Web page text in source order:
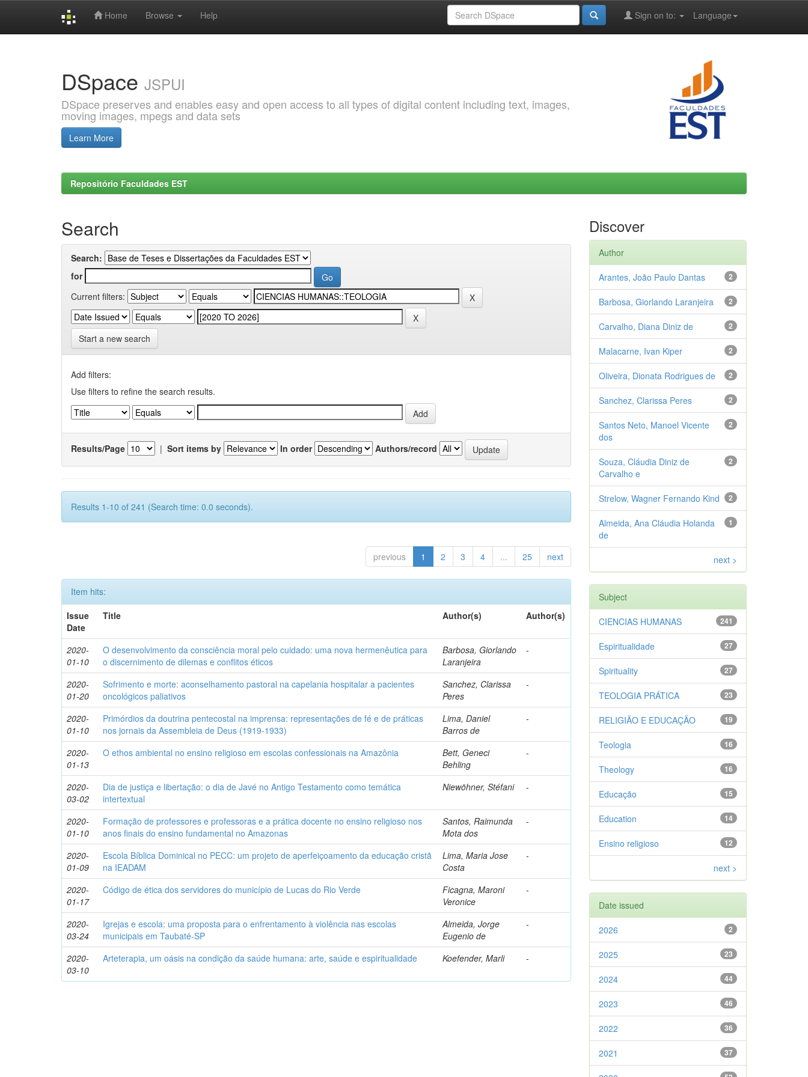
Home Browse Help Language
Sign on to:
DSpace JSPUI
DSpace preserves and enables easy and open access to all types of digital content including text, images,
moving images, mpegs and data sets
Learn More
Repositório Faculdades EST
Search
Search:
for
Current filters:
Start a new search
Add filters:
Use filters to refine the search results.
Results/Page | Sort items by In order Authors/record
Results 1-10 of 241 (Search time: 0.0 seconds).
previous 1 2 3 4 ... 25 next
Item hits:
Issue
Date
Title Author(s) Author(s)
2020-
01-10
O desenvolvimento da consciência moral pelo cuidado: uma nova hermenêutica para
o discernimento de dilemas e conflitos éticos
Barbosa, Giorlando
Laranjeira
-
2020-
01-20
Sofrimento e morte: aconselhamento pastoral na capelania hospitalar a pacientes
oncológicos paliativos
Sanchez, Clarissa
Peres
-
2020-
01-10
Primórdios da doutrina pentecostal na imprensa: representações de fé e de práticas
nos jornais da Assembleia de Deus (1919-1933)
Lima, Daniel
Barros de
-
2020-
01-13
O ethos ambiental no ensino religioso em escolas confessionais na Amazônia
Bett, Geneci
Behling
-
2020-
03-02
Dia de justiça e libertação: o dia de Javé no Antigo Testamento como temática
intertextual
Niewöhner, Stéfani -
2020-
01-10
Formação de professores e professoras e a prática docente no ensino religioso nos
anos finais do ensino fundamental no Amazonas
Santos, Raimunda
Mota dos
-
2020-
01-09
Escola Bíblica Dominical no PECC: um projeto de aperfeiçoamento da educação cristã
na IEADAM
Lima, Maria Jose
Costa
-
2020-
01-17
Código de ética dos servidores do município de Lucas do Rio Verde
Ficagna, Maroni
Veronice
-
2020-
03-24
Igrejas e escola: uma proposta para o enfrentamento à violência nas escolas
municipais em Taubaté-SP
Almeida, Jorge
Eugenio de
-
2020-
03-10
Arteterapia, um oásis na condição da saúde humana: arte, saúde e espiritualidade Koefender, Marli -
Discover
Author
2
Arantes, João Paulo Dantas
2
Barbosa, Giorlando Laranjeira
2
Carvalho, Diana Diniz de
2
Malacarne, Ivan Kiper
2
Oliveira, Dionata Rodrigues de
2
Sanchez, Clarissa Peres
2
Santos Neto, Manoel Vicente
dos
2
Souza, Cláudia Diniz de
Carvalho e
2
Strelow, Wagner Fernando Kind
1
Almeida, Ana Cláudia Holanda
de
next >
Subject
241
CIENCIAS HUMANAS
27
Espiritualidade
27
Spirituality
23
TEOLOGIA PRÁTICA
19
RELIGIÃO E EDUCAÇÃO
16
Teologia
16
Theology
15
Educação
14
Education
12
Ensino religioso
next >
Date issued
2
2026
23
2025
44
2024
46
2023
36
2022
37
2021